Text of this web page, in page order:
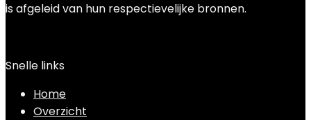
is afgeleid van hun respectievelijke bronnen.
Snelle links
Home
Overzicht